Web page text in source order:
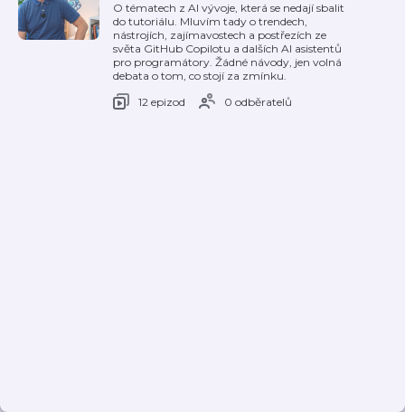
O tématech z AI vývoje, která se nedají sbalit
do tutoriálu. Mluvím tady o trendech,
nástrojích, zajímavostech a postřezích ze
světa GitHub Copilotu a dalších AI asistentů
pro programátory. Žádné návody, jen volná
debata o tom, co stojí za zmínku.
12 epizod
0 odběratelů